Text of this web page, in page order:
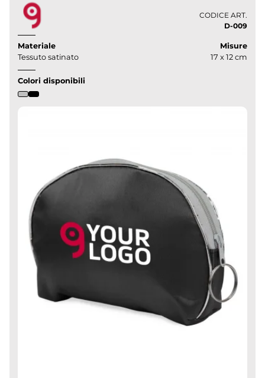
CODICE ART.
D-009
Materiale
Tessuto satinato
Misure
17 x 12 cm
Colori disponibili